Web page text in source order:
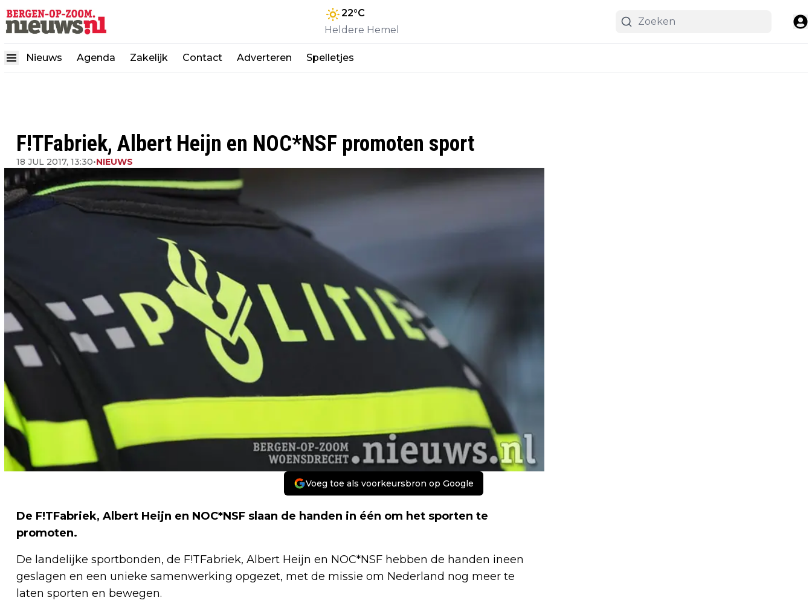
22°C
Heldere Hemel
Nieuws Agenda Zakelijk Contact Adverteren Spelletjes
F!TFabriek, Albert Heijn en NOC*NSF promoten sport
18 JUL 2017, 13:30•NIEUWS
Voeg toe als voorkeursbron op Google
De F!TFabriek, Albert Heijn en NOC*NSF slaan de handen in één om het sporten te
promoten.
De landelijke sportbonden, de F!TFabriek, Albert Heijn en NOC*NSF hebben de handen ineen
geslagen en een unieke samenwerking opgezet, met de missie om Nederland nog meer te
laten sporten en bewegen.